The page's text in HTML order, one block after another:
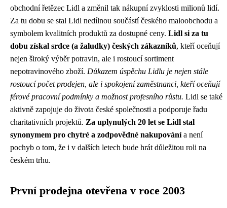
obchodní řetězec Lidl a změnil tak nákupní zvyklosti milionů lidí.
Za tu dobu se stal Lidl nedílnou součástí českého maloobchodu a
symbolem kvalitních produktů za dostupné ceny. Lidl si za tu
dobu získal srdce (a žaludky) českých zákazníků, kteří oceňují
nejen široký výběr potravin, ale i rostoucí sortiment
nepotravinového zboží. Důkazem úspěchu Lidlu je nejen stále
rostoucí počet prodejen, ale i spokojení zaměstnanci, kteří oceňují
férové pracovní podmínky a možnost profesního růstu. Lidl se také
aktivně zapojuje do života české společnosti a podporuje řadu
charitativních projektů. Za uplynulých 20 let se Lidl stal
synonymem pro chytré a zodpovědné nakupovánía není
pochyb o tom, že i v dalších letech bude hrát důležitou roli na
českém trhu.
První prodejna otevřena v roce 2003